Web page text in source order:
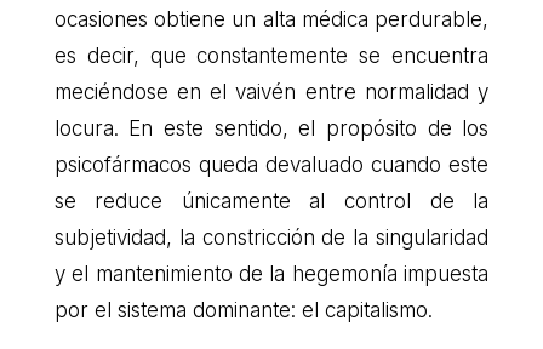
ocasiones obtiene un alta médica perdurable,
es decir, que constantemente se encuentra
meciéndose en el vaivén entre normalidad y
locura. En este sentido, el propósito de los
psicofármacos queda devaluado cuando este
se reduce únicamente al control de la
subjetividad, la constricción de la singularidad
y el mantenimiento de la hegemonía impuesta
por el sistema dominante: el capitalismo.